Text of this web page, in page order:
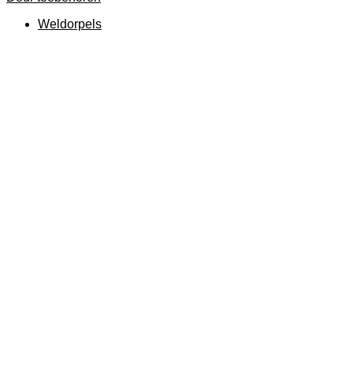
Weldorpels